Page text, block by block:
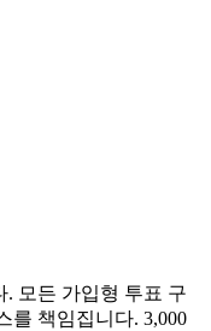
. 모든 가입형 투표 구
를 책임집니다. 3,000